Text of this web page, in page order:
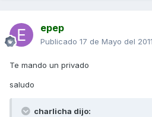
epep
Publicado 17 de Mayo del 2011
Te mando un privado
saludo
charlicha dijo: